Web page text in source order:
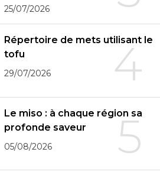
25/07/2026
4
Répertoire de mets utilisant le
tofu
29/07/2026
5
Le miso : à chaque région sa
profonde saveur
05/08/2026